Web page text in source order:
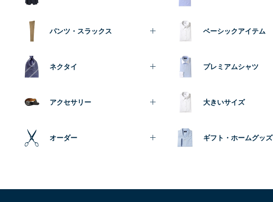
パンツ・スラックス
ネクタイ
アクセサリー
オーダー
ベーシックアイテム
プレミアムシャツ
大きいサイズ
ギフト・ホームグッズ